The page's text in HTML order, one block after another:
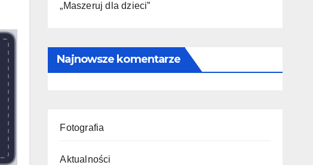
„Maszeruj dla dzieci”
Najnowsze komentarze
Fotografia
Aktualności